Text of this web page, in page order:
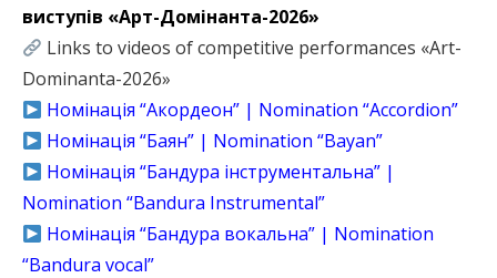
виступів «Арт-Домінанта-2026»
Links to videos of competitive performances «Art-
Dominanta-2026»
Номінація “Акордеон” | Nomination “Accordion”
Номінація “Баян” | Nomination “Bayan”
Номінація “Бандура інструментальна” |
Nomination “Bandura Instrumental”
Номінація “Бандура вокальна” | Nomination
“Bandura vocal”